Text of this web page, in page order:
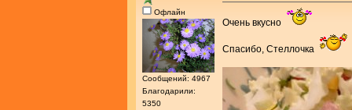
Офлайн
Сообщений: 4967
Благодарили:
5350
Очень вкусно
Спасибо, Стеллочка